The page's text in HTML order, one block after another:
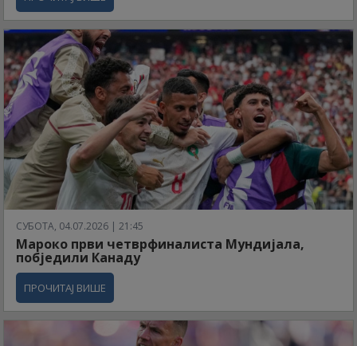
СУБОТА, 04.07.2026 | 21:45
Мароко први четврфиналиста Мундијала,
побједили Канаду
ПРОЧИТАЈ ВИШЕ